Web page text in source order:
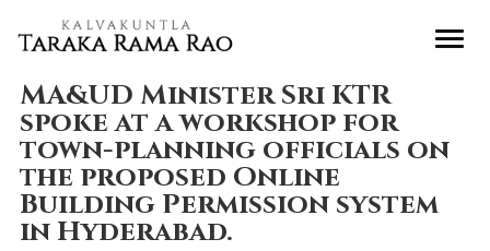
MA&UD Minister Sri KTR
spoke at a workshop for
town-planning officials on
the proposed Online
Building Permission system
in Hyderabad.